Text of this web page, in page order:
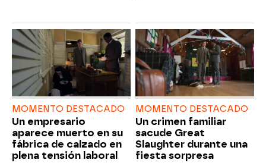
MOMENTO DESTACADO
Un empresario
aparece muerto en su
fábrica de calzado en
plena tensión laboral
MOMENTO DESTACADO
Un crimen familiar
sacude Great
Slaughter durante una
fiesta sorpresa